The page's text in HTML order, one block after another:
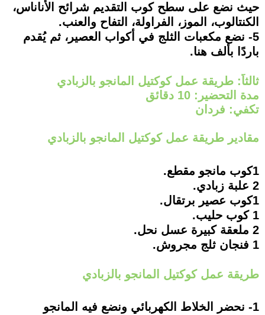
حيث نضع على سطح كوب التقديم شرائح الأناناس،
الكنتالوب، الموز، الفراولة، التفاح والعنب.
5- نضع مكعبات الثلج في أكواب العصير، ثم يُقدم
باردًا بألف هنا.
ثالثاً: طريقة عمل كوكتيل المانجو بالزبادي
مدة التحضير: 10 دقائق
تكفي: فردان
مقادير طريقة عمل كوكتيل المانجو بالزبادي
1كوب مانجو مقطع.
2 علبة زبادي.
1كوب عصير برتقال.
1 كوب حليب.
2 ملعقة كبيرة عسل نحل.
1 فنجان ثلج مجروش.
طريقة عمل كوكتيل المانجو بالزبادي
1- نحضر الخلاط الكهربائي ونضع فيه المانجو